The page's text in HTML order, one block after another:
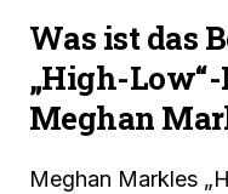
Was ist das
„High-
Meghan
Meghan Markles